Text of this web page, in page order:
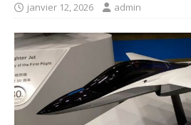
janvier 12, 2026 admin